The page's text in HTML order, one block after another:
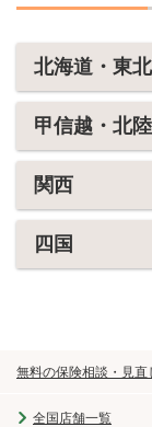
無料の保険相談・見直
北海道・東北
甲信越・北陸
関西
四国
全国店舗一覧